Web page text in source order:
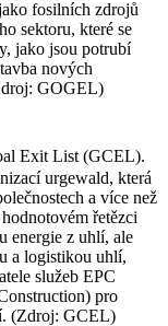
fosilních zdrojů
sektoru, které se
jako jsou potrubí
nových
GOGEL)
Exit List (GCEL).
urgewald, která
a více než
řetězci
energie z uhlí, ale
a logistikou uhlí,
služeb EPC
pro
(Zdroj: GCEL)